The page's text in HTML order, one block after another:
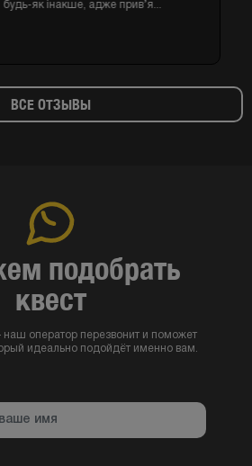
прив’я...
ВСЕ ОТЗЫВЫ
подобрать
квест
наш оператор перезвонит и поможет
идеально подойдёт именно вам.